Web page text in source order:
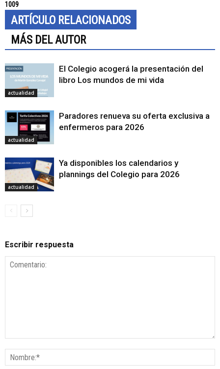
1009
ARTÍCULO RELACIONADOS
MÁS DEL AUTOR
actualidad
El Colegio acogerá la presentación del
libro Los mundos de mi vida
actualidad
Paradores renueva su oferta exclusiva a
enfermeros para 2026
actualidad
Ya disponibles los calendarios y
plannings del Colegio para 2026
Escribir respuesta